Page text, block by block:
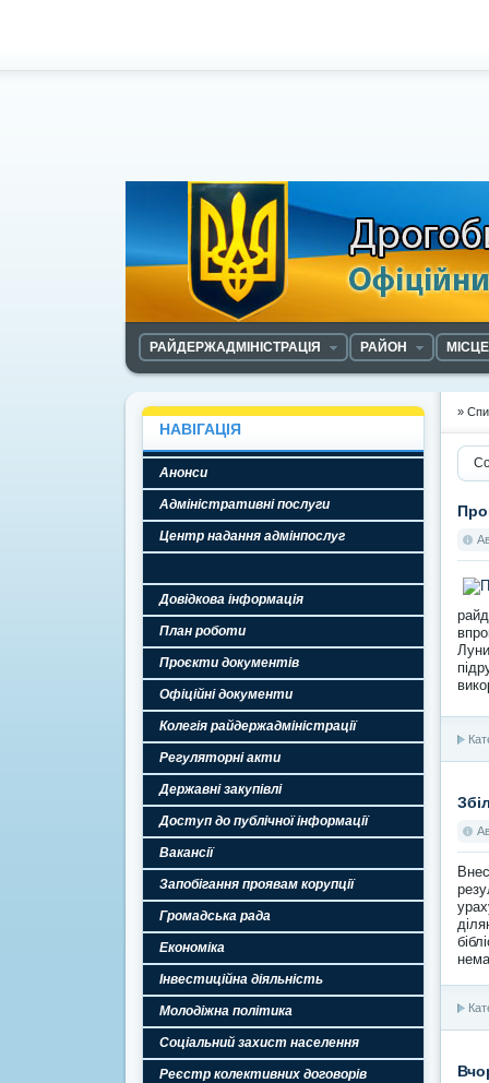
РАЙДЕРЖАДМІНІСТРАЦІЯ РАЙОН
»
НАВІГАЦІЯ
Анонси
Адміністративні послуги
Центр надання адмінпослуг
Довідкова інформація
План роботи
Проєкти документів
Офіційні документи
Колегія райдержадміністрації
Регуляторні акти
Державні закупівлі
Доступ до публічної інформації
Вакансії
Запобігання проявам корупції
Громадська рада
Економіка
Інвестиційна діяльність
Молодіжна політика
Соціальний захист населення
Реєстр колективних договорів